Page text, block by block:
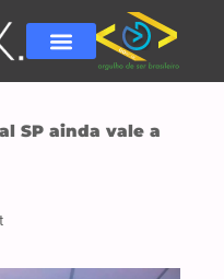
SP ainda vale a